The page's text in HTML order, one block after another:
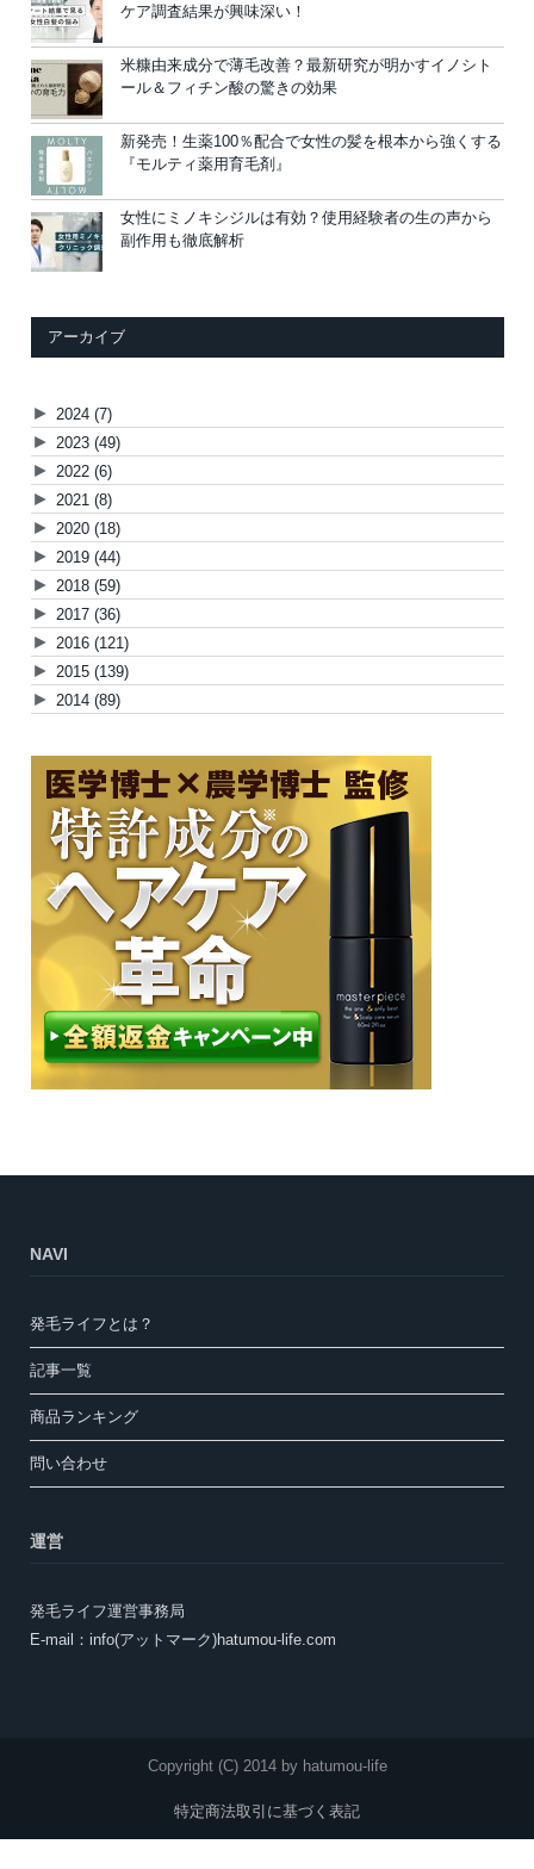
ケア調査結果が興味深い！
米糠由来成分で薄毛改善？最新研究が明かすイノシト
ール＆フィチン酸の驚きの効果
新発売！生薬100％配合で女性の髪を根本から強くする
『モルティ薬用育毛剤』
女性にミノキシジルは有効？使用経験者の生の声から
副作用も徹底解析
アーカイブ
► 2024 (7)
► 2023 (49)
► 2022 (6)
► 2021 (8)
► 2020 (18)
► 2019 (44)
► 2018 (59)
► 2017 (36)
► 2016 (121)
► 2015 (139)
► 2014 (89)
NAVI
発毛ライフとは？
記事一覧
商品ランキング
問い合わせ
運営
発毛ライフ運営事務局
E-mail：info(アットマーク)hatumou-life.com
Copyright (C) 2014 by hatumou-life
特定商法取引に基づく表記